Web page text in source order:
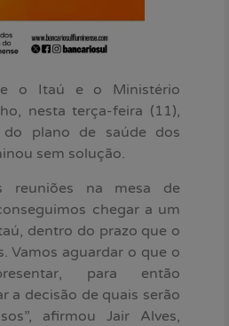
o Itaú e o Ministério
nesta terça-feira (11),
plano de saúde dos
sem solução.
reuniões na mesa de
chegar a um
dentro do prazo que o
Vamos aguardar o que o
para então
a decisão de quais serão
afirmou Jair Alves,